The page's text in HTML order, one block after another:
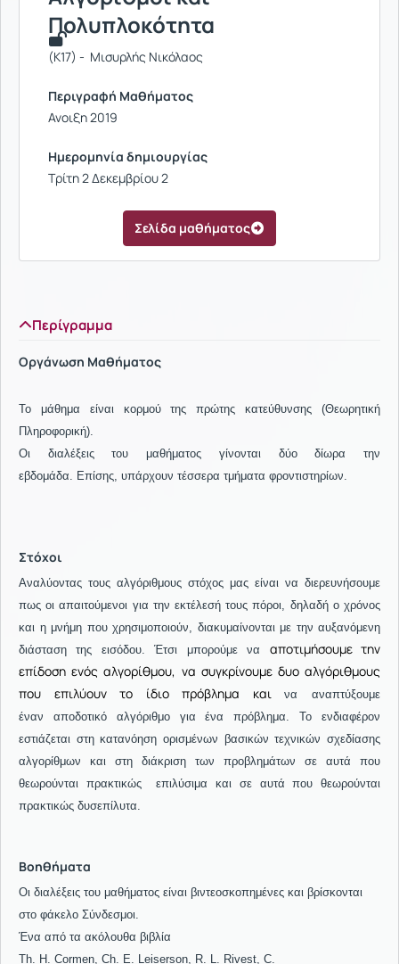
Πολυπλοκότητα
(Κ17) - Μισυρλής Νικόλαος
Περιγραφή Μαθήματος
Ανοιξη 2019
Ημερομηνία δημιουργίας
Τρίτη 2 Δεκεμβρίου 2
Σελίδα μαθήματος
Περίγραμμα
Οργάνωση Μαθήματος
Το μάθημα είναι κορμού της πρώτης κατεύθυνσης (Θεωρητική
Πληροφορική).
Οι διαλέξεις του μαθήματος γίνονται δύο δίωρα την
εβδομάδα. Επίσης, υπάρχουν τέσσερα τμήματα φροντιστηρίων.
Στόχοι
Αναλύοντας τους αλγόριθμους στόχος μας είναι να διερευνήσουμε
πως οι απαιτούμενοι για την εκτέλεσή τους πόροι, δηλαδή ο χρόνος
και η μνήμη που χρησιμοποιούν, διακυμαίνονται με την αυξανόμενη
διάσταση της εισόδου. Έτσι μπορούμε να αποτιμήσουμε την
επίδοση ενός αλγορίθμου, να συγκρίνουμε δυο αλγόριθμους
που επιλύουν το ίδιο πρόβλημα καινα αναπτύξουμε
έναν αποδοτικό αλγόριθμο για ένα πρόβλημα. Το ενδιαφέρον
εστιάζεται στη κατανόηση ορισμένων βασικών τεχνικών σχεδίασης
αλγορίθμων και στη διάκριση των προβλημάτων σε αυτά που
θεωρούνται πρακτικώς
επιλύσιμα και σε αυτά που θεωρούνται
πρακτικώς δυσεπίλυτα.
Βοηθήματα
Οι διαλέξεις του μαθήματος είναι βιντεοσκοπημένες και βρίσκονται
στο φάκελο Σύνδεσμοι.
Ένα από τα ακόλουθα βιβλία
Th. H . Cormen, Ch. E. Leiserson, R. L. Rivest, C.